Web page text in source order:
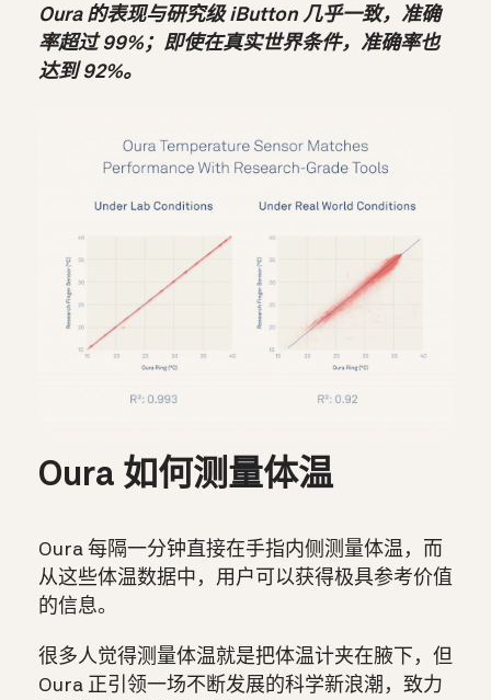
Oura 的表现与研究级 iButton 几乎一致，准确
率超过 99%；即使在真实世界条件，准确率也
达到 92%。
Oura 如何测量体温
Oura 每隔一分钟直接在手指内侧测量体温，而
从这些体温数据中，用户可以获得极具参考价值
的信息。
很多人觉得测量体温就是把体温计夹在腋下，但
Oura 正引领一场不断发展的科学新浪潮，致力